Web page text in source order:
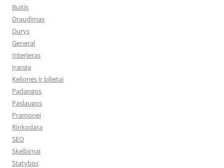
Buitis
Draudimas
Durys
General
Interjeras
Įranga
Kelionės ir bilietai
Padangos
Paslaugos
Pramonei
Rinkodara
SEO
Skelbimai
Statybos